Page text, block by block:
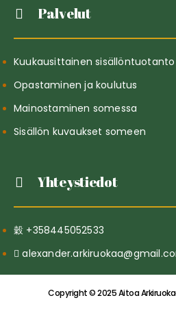
Palvelut
Kuukausittainen sisällöntuotanto
Opastaminen ja koulutus
Mainostaminen somessa
Sisällön kuvaukset someen
Yhteystiedot
+358445052533
Copyright © 2025 Aitoa